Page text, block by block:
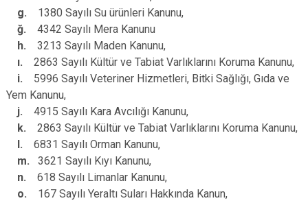
g.
1380 Sayılı Su ürünleri Kanunu,
ğ.
4342 Sayılı Mera Kanunu
h. 3213 Sayılı Maden Kanunu,
ı. 2863 Sayılı Kültür ve Tabiat Varlıklarını Koruma Kanunu,
i.
5996 Sayılı Veteriner Hizmetleri, Bitki Sağlığı, Gıda ve
Yem Kanunu,
j. 4915 Sayılı Kara Avcılığı Kanunu,
k. 2863 Sayılı Kültür ve Tabiat Varlıklarını Koruma Kanunu,
l. 6831 Sayılı Orman Kanunu,
m. 3621 Sayılı Kıyı Kanunu,
n. 618 Sayılı Limanlar Kanunu,
o.
167 Sayılı Yeraltı Suları Hakkında Kanun,